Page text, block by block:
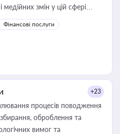
змін у цій сфері
керівника, юриста або
приватизації, оренди
угод і перевірки
Фінансові послуги
+23
процесів поводження
оброблення та
вимог та